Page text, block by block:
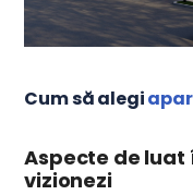
Cum să alegi
Aspecte de
vizionezi